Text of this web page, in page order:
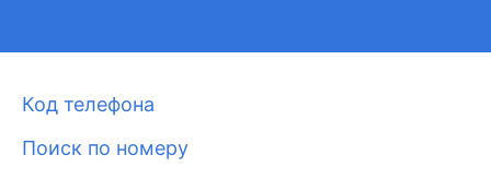
Код телефона
Поиск по номеру